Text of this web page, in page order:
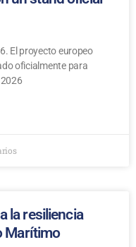
El proyecto europeo
oficialmente para
la resiliencia
Marítimo